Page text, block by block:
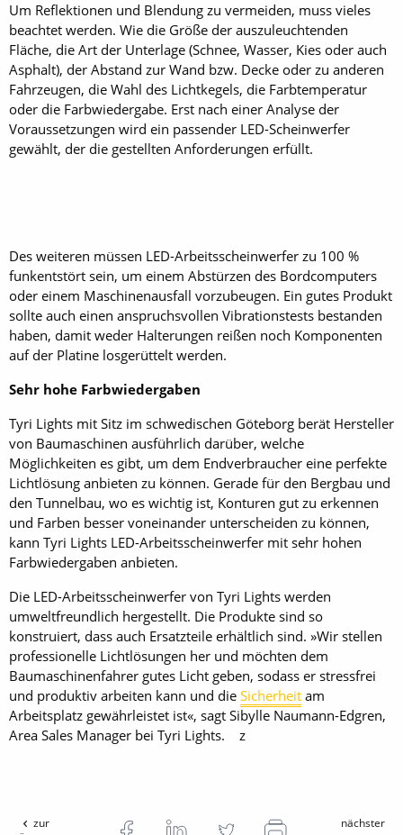
Um Reflektionen und Blendung zu vermeiden, muss vieles
beachtet werden. Wie die Größe der auszuleuchtenden
Fläche, die Art der Unterlage (Schnee, Wasser, Kies oder auch
Asphalt), der Abstand zur Wand bzw. Decke oder zu anderen
Fahrzeugen, die Wahl des Lichtkegels, die Farbtemperatur
oder die Farbwiedergabe. Erst nach einer Analyse der
Voraussetzungen wird ein passender LED-Scheinwerfer
gewählt, der die gestellten Anforderungen erfüllt.
Des weiteren müssen LED-Arbeitsscheinwerfer zu 100 %
funkentstört sein, um einem Abstürzen des Bordcomputers
oder einem Maschinenausfall vorzubeugen. Ein gutes Produkt
sollte auch einen anspruchsvollen Vibrationstests bestanden
haben, damit weder Halterungen reißen noch Komponenten
auf der Platine losgerüttelt werden.
Sehr hohe Farbwiedergaben
Tyri Lights mit Sitz im schwedischen Göteborg berät Hersteller
von Baumaschinen ausführlich darüber, welche
Möglichkeiten es gibt, um dem Endverbraucher eine perfekte
Lichtlösung anbieten zu können. Gerade für den Bergbau und
den Tunnelbau, wo es wichtig ist, Konturen gut zu erkennen
und Farben besser voneinander unterscheiden zu können,
kann Tyri Lights LED-Arbeitsscheinwerfer mit sehr hohen
Farbwiedergaben anbieten.
Die LED-Arbeitsscheinwerfer von Tyri Lights werden
umweltfreundlich hergestellt. Die Produkte sind so
konstruiert, dass auch Ersatzteile erhältlich sind. »Wir stellen
professionelle Lichtlösungen her und möchten dem
Baumaschinenfahrer gutes Licht geben, sodass er stressfrei
und produktiv arbeiten kann und die Sicherheit am
Arbeitsplatz gewährleistet ist«, sagt Sibylle Naumann-Edgren,
Area Sales Manager bei Tyri Lights. z
zur
nächster